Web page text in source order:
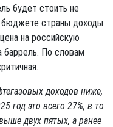
будет стоить не
страны доходы
на российскую
баррель. По словам
доходов ниже,
год это всего 27%, в то
двух пятых, а ранее